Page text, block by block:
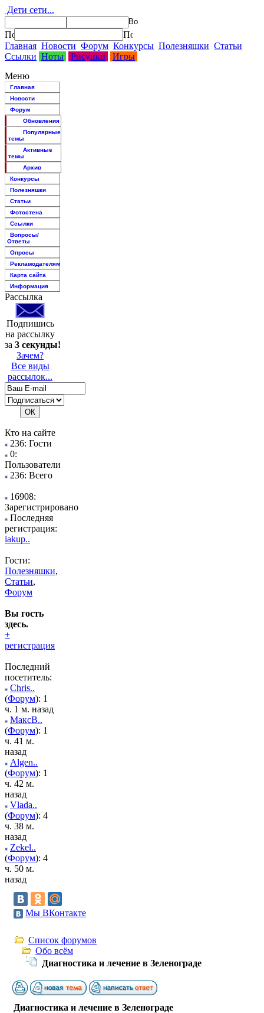
Дети сети...
Главная Новости Форум Конкурсы Полезняшки Статьи
Ссылки Ноты Рисунки
Игры
Меню
Главная
Новости
Форум
Обновления
Популярные
темы
Активные
темы
Архив
Конкурсы
Полезняшки
Статьи
Фотостена
Ссылки
Вопросы/
Ответы
Опросы
Рекламодателям
Карта сайта
Информация
Рассылка
Подпишись
на рассылку
за 3 секунды!
Зачем?
Все виды
рассылок...
Кто на сайте
236: Гости
0:
Пользователи
236: Всего
16908:
Зарегистрировано
Последняя
регистрация:
iakup..
Гости:
Полезняшки,
Статьи,
Форум
Вы гость
здесь.
+
регистрация
Последний
посетитель:
Chris..
(Форум): 1
ч. 1 м. назад
МаксВ..
(Форум): 1
ч. 41 м.
назад
Algen..
(Форум): 1
ч. 42 м.
назад
Vlada..
(Форум): 4
ч. 38 м.
назад
Zekel..
(Форум): 4
ч. 50 м.
назад
Мы ВКонтакте
Список форумов
Обо всём
Диагностика и лечение в Зеленограде
Диагностика и лечение в Зеленограде